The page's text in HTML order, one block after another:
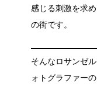
感じる刺激を求
の街です。
そんなロサンゼ
ォトグラファー